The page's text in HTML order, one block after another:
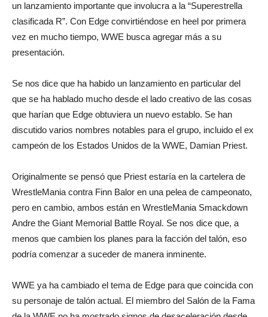
un lanzamiento importante que involucra a la “Superestrella
clasificada R”. Con Edge convirtiéndose en heel por primera
vez en mucho tiempo, WWE busca agregar más a su
presentación.
Se nos dice que ha habido un lanzamiento en particular del
que se ha hablado mucho desde el lado creativo de las cosas
que harían que Edge obtuviera un nuevo establo. Se han
discutido varios nombres notables para el grupo, incluido el ex
campeón de los Estados Unidos de la WWE, Damian Priest.
Originalmente se pensó que Priest estaría en la cartelera de
WrestleMania contra Finn Balor en una pelea de campeonato,
pero en cambio, ambos están en WrestleMania Smackdown
Andre the Giant Memorial Battle Royal. Se nos dice que, a
menos que cambien los planes para la facción del talón, eso
podría comenzar a suceder de manera inminente.
WWE ya ha cambiado el tema de Edge para que coincida con
su personaje de talón actual. El miembro del Salón de la Fama